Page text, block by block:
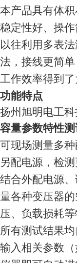
本产品具有体积
稳定性好、操
以往利用多表
法，接线更简
工作效率得到了
功能特点
扬州旭明电工
容量参数特性
可现场测量多
另配电源，检
结合外配电源
量各种变压器
压、负载损耗
所有测试结果
输入相关参数